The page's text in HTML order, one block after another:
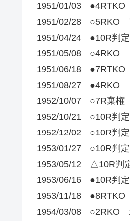
1951/01/03 ●4RTKO
1951/02/28 ○5RKO
1951/04/24 ●10R判
1951/05/08 ○4RKO
1951/06/18 ●7RTKO
1951/08/27 ●4RKO
1952/10/07 ○7R棄権
1952/10/21 ○10R判
1952/12/02 ○10R判
1953/01/27 ○10R判
1953/05/12 △10R判
1953/06/16 ●10R判
1953/11/18 ●8RTKO
1954/03/08 ○2RKO